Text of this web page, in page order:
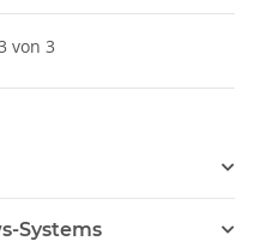
von 3
Systems